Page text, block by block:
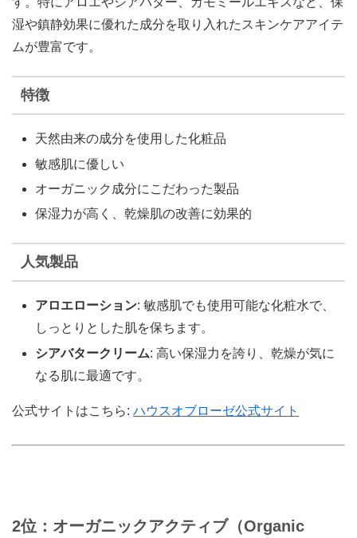
湿や鎮静効果に優れた成分を取り入れたスキンケアアイテ
ムが豊富です。
特徴
天然由来の成分を使用した化粧品
敏感肌に優しい
オーガニック成分にこだわった製品
保湿力が高く、乾燥肌の改善に効果的
人気製品
アロエローション: 敏感肌でも使用可能な化粧水で、
しっとりとした肌を保ちます。
シアバタークリーム: 高い保湿力を誇り、乾燥が気に
なる肌に最適です。
公式サイトはこちら: ハウスオブローゼ公式サイト
2位：オーガニックアクティブ（Organic